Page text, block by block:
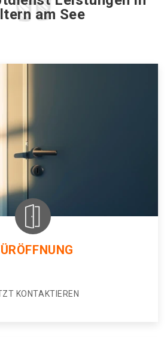
am See
KONTAKTIEREN